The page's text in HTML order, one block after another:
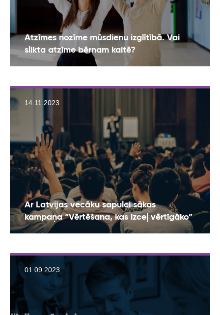
Atzīmes nozīme mūsdienu izglītībā. Vai
slikta atzīme bērnam kaitē?
14.11.2023
Ar Latvijas vecāku sapulci sākas
kampaņa “Vērtēšana, kas izceļ vērtīgāko”
01.09.2023